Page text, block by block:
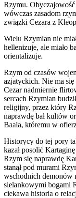
Rzymu. Obyczajowość
wówczas zasadom
związki Cezara z
Wielu Rzymian nie
hellenizuje, ale miało
orientalizuje.
Rzym od czasów
azjatyckich. Nie ma
Cezar nadmiernie
sercach Rzymian
religijny, przez który
naprawdę bał kultów
Baala, któremu w
Historycy do tej pory
kazał posolić
Rzym się naprawdę
stanął pod murami
wschodnich demonów
sielankowymi bogami
ciekawa historia o